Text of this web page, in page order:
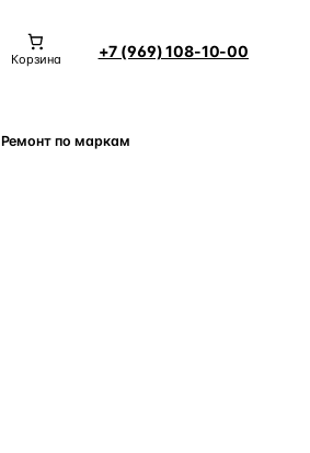
Корзина +7 (969) 108-10-00
Ремонт по маркам